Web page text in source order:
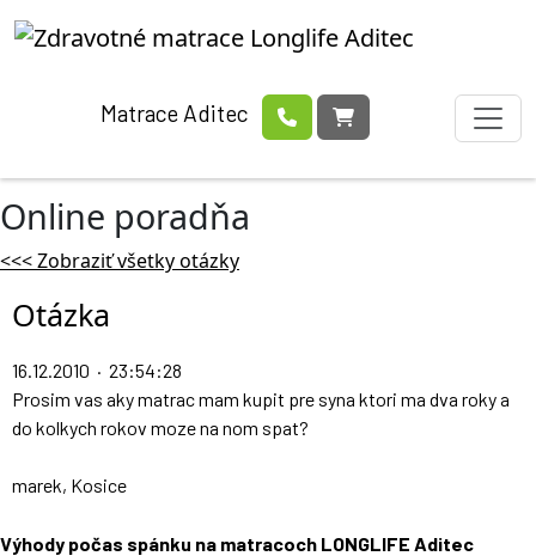
Matrace Aditec
Online poradňa
<<< Zobraziť všetky otázky
Otázka
16.12.2010 · 23:54:28
Prosim vas aky matrac mam kupit pre syna ktori ma dva roky a
do kolkych rokov moze na nom spat?
marek, Kosice
Výhody počas spánku na matracoch LONGLIFE Aditec